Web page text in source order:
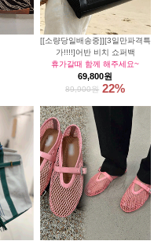
[[소량당일배송중]][3일만파격특
가!!!!]어반 비치 쇼퍼백
휴가갈때 함께 해주세요~
69,800원
89,900원 22%